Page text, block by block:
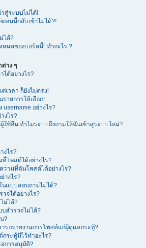
สู่ระบบไม่ได้!
ตอนนี้กลับเข้าไม่ได้?!
ได้?
มดของบอร์ดนี้” ทำอะไร ?
าง ๆ
ได้อย่างไร?
เวลา ก็ยังไม่ตรง!
ายการให้เลือก!
อย่างไร?
งไร?
ใช้อื่น ทำไมระบบถึงถามให้ฉันเข้าสู่ระบบใหม่?
งไร?
โพสต์ได้อย่างไร?
วามที่ฉันโพสต์ได้อย่างไร?
างไร?
นแบบสอบถามไม่ได้?
จได้อย่างไร?
ม่ได้?
สำรวจไม่ได้?
?
ารถรายงานการโพสต์แก่ผู้ดูแลกระทู้?
กระทู้มีไว้ทำอะไร?
การอนุมัติ?